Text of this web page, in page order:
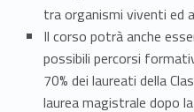
t
tra organismi viventi ed
Il corso potrà anche
possibili percorsi
70% dei laureati della
laurea magistrale dopo